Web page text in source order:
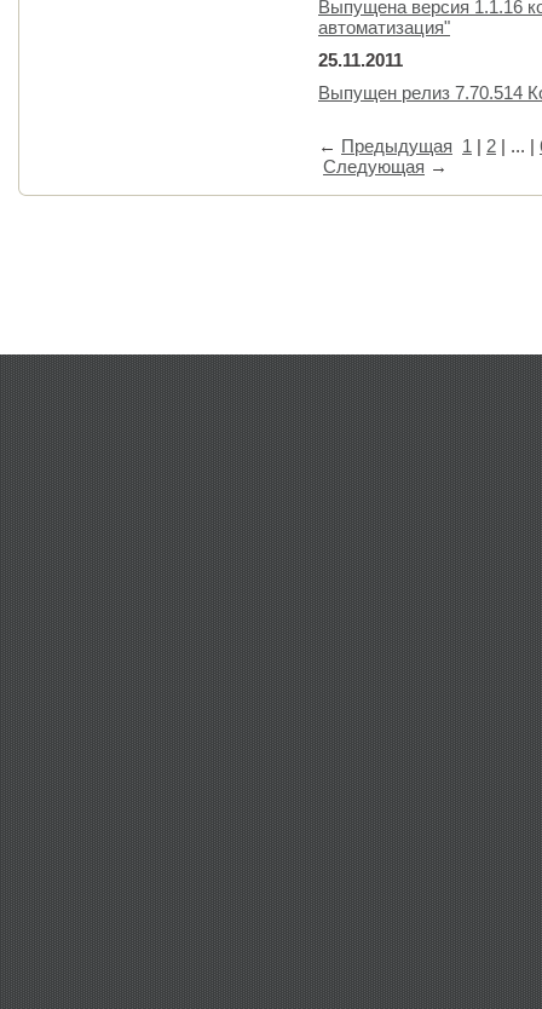
Выпущена версия 1.1.16
автоматизация"
25.11.2011
Выпущен релиз 7.70.514
← Предыдущая 1 | 2 | ... |
Следующая →